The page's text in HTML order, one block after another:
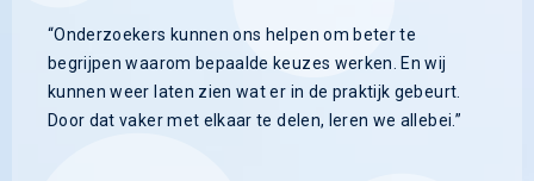
“Onderzoekers kunnen ons helpen om beter te
begrijpen waarom bepaalde keuzes werken. En wij
kunnen weer laten zien wat er in de praktijk gebeurt.
Door dat vaker met elkaar te delen, leren we allebei.”